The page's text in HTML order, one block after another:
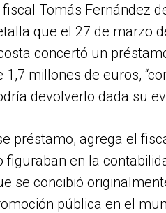
fiscal Tomás Fernández
que el 27 de marzo
concertó un
1,7 millones de euros,
devolverlo dada su
préstamo, agrega el
figuraban en la
se concibió
pública en el